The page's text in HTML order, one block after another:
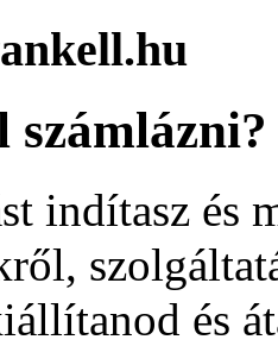
számlázni?
indítasz és
és